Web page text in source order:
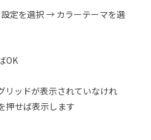
定を選択 → カラーテーマを選
OK
リッドが表示されていなけれ
押せば表示します